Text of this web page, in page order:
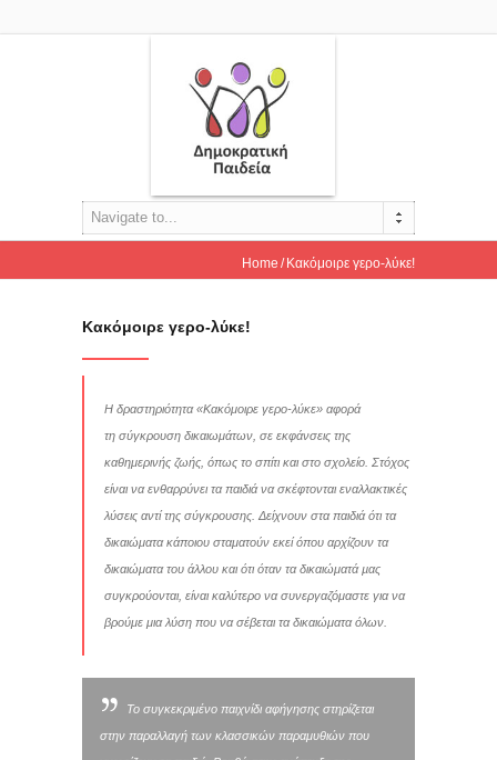
Navigate to...
Home Κακόμοιρε γερο-λύκε!
Κακόμοιρε γερο-λύκε!
Η δραστηριότητα «Κακόμοιρε γερο-λύκε» αφορά
τη σύγκρουση δικαιωμάτων, σε εκφάνσεις της
καθημερινής ζωής, όπως το σπίτι και στο σχολείο. Στόχος
είναι να ενθαρρύνει τα παιδιά να σκέφτονται εναλλακτικές
λύσεις αντί της σύγκρουσης. Δείχνουν στα παιδιά ότι τα
δικαιώματα κάποιου σταματούν εκεί όπου αρχίζουν τα
δικαιώματα του άλλου και ότι όταν τα δικαιώματά µας
συγκρούονται, είναι καλύτερο να συνεργαζόμαστε για να
βρούμε μια λύση που να σέβεται τα δικαιώματα όλων.
Το συγκεκριμένο παιχνίδι αφήγησης στηρίζεται
στην παραλλαγή των κλασσικών παραμυθιών που